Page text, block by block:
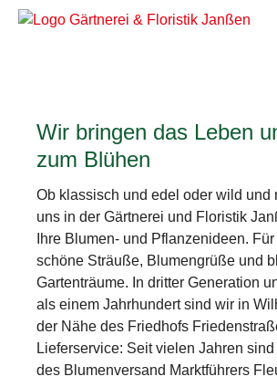
Wir bringen das Leben
zum Blühen
Ob klassisch und edel oder wild und
uns in der Gärtnerei und Floristik
Ihre Blumen- und Pflanzenideen.
schöne Sträuße, Blumengrüße und
Gartenträume. In dritter Generation
als einem Jahrhundert sind wir in
der Nähe des Friedhofs
Lieferservice: Seit vielen Jahren
des Blumenversand Marktführers